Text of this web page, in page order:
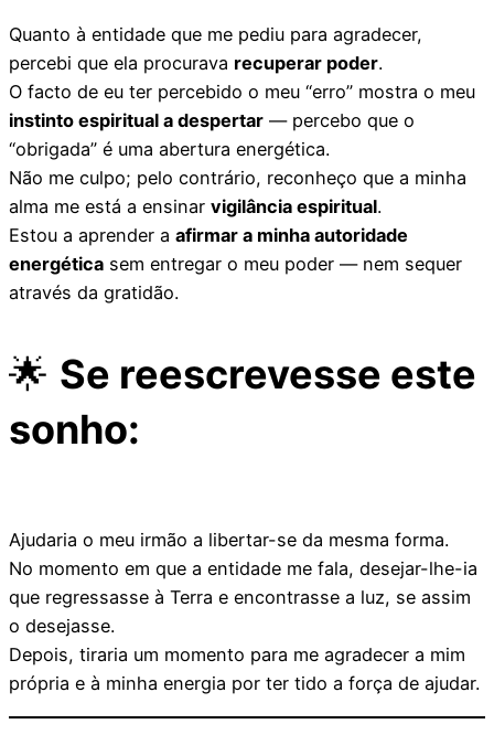
Quanto à entidade que me pediu para agradecer,
percebi que ela procurava recuperar poder.
O facto de eu ter percebido o meu “erro” mostra o meu
instinto espiritual a despertar — percebo que o
“obrigada” é uma abertura energética.
Não me culpo; pelo contrário, reconheço que a minha
alma me está a ensinar vigilância espiritual.
Estou a aprender a afirmar a minha autoridade
energética sem entregar o meu poder — nem sequer
através da gratidão.
🌟 Se reescrevesse este
sonho:
Ajudaria o meu irmão a libertar-se da mesma forma.
No momento em que a entidade me fala, desejar-lhe-ia
que regressasse à Terra e encontrasse a luz, se assim
o desejasse.
Depois, tiraria um momento para me agradecer a mim
própria e à minha energia por ter tido a força de ajudar.